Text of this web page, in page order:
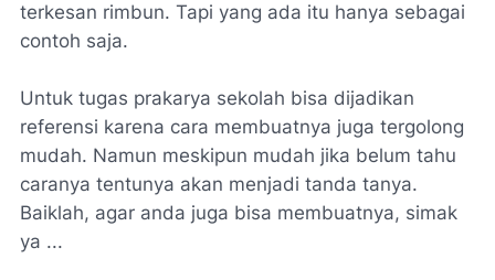
terkesan rimbun. Tapi yang ada itu hanya sebagai
contoh saja.
Untuk tugas prakarya sekolah bisa dijadikan
referensi karena cara membuatnya juga tergolong
mudah. Namun meskipun mudah jika belum tahu
caranya tentunya akan menjadi tanda tanya.
Baiklah, agar anda juga bisa membuatnya, simak
ya ...